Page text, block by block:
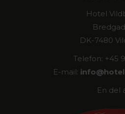
Hotel
DK-7480
Telefon: +45
E-mail: info@
En del